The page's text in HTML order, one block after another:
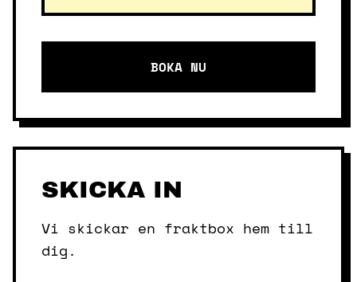
BOKA NU
SKICKA IN
Vi skickar en fraktbox hem till
dig.